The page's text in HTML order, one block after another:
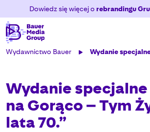
Dowiedz się więcej o rebrandingu
Wydawnictwo Bauer Wydanie
Wydanie specjalne
na Gorąco – Tym
lata 70.”